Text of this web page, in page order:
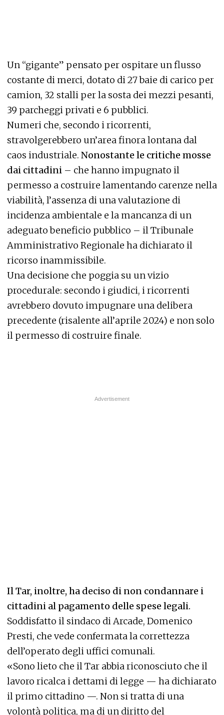
Un “gigante” pensato per ospitare un flusso
costante di merci, dotato di 27 baie di carico per
camion, 32 stalli per la sosta dei mezzi pesanti,
39 parcheggi privati e 6 pubblici.
Numeri che, secondo i ricorrenti,
stravolgerebbero un’area finora lontana dal
caos industriale. Nonostante le critiche mosse
dai cittadini – che hanno impugnato il
permesso a costruire lamentando carenze nella
viabilità, l’assenza di una valutazione di
incidenza ambientale e la mancanza di un
adeguato beneficio pubblico – il Tribunale
Amministrativo Regionale ha dichiarato il
ricorso inammissibile.
Una decisione che poggia su un vizio
procedurale: secondo i giudici, i ricorrenti
avrebbero dovuto impugnare una delibera
precedente (risalente all’aprile 2024) e non solo
il permesso di costruire finale.
Il Tar, inoltre, ha deciso di non condannare i
cittadini al pagamento delle spese legali.
Soddisfatto il sindaco di Arcade, Domenico
Presti, che vede confermata la correttezza
dell’operato degli uffici comunali.
«Sono lieto che il Tar abbia riconosciuto che il
lavoro ricalca i dettami di legge — ha dichiarato
il primo cittadino —. Non si tratta di una
volontà politica, ma di un diritto del